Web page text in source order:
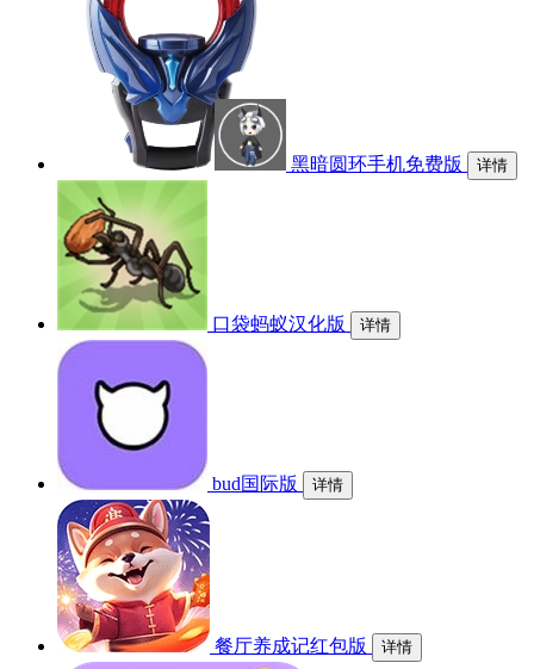
黑暗圆环手机免费版 详情
口袋蚂蚁汉化版 详情
bud国际版 详情
餐厅养成记红包版 详情